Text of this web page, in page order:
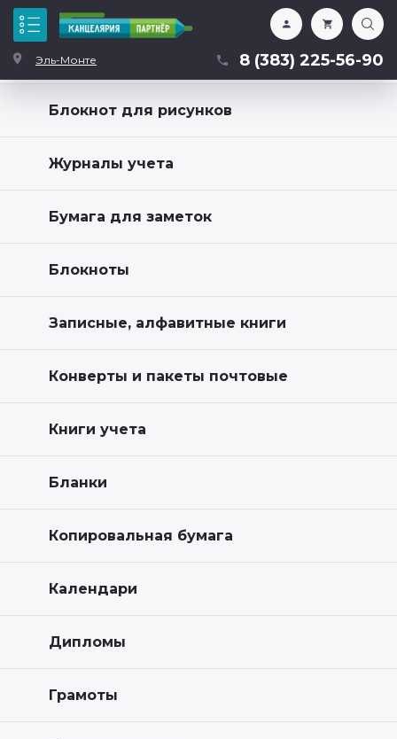
Эль-Монте 8 (383) 225-56-90
Каталог
Блокнот для рисунков
Журналы учета
Бумага для заметок
Блокноты
Записные, алфавитные книги
Конверты и пакеты почтовые
Книги учета
Бланки
Копировальная бумага
Календари
Дипломы
Грамоты